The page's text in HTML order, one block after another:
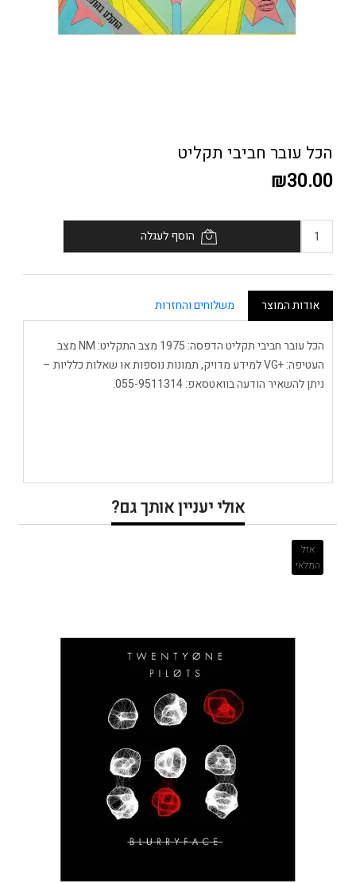
הכל עובר חביבי תקליט
₪30.00
הוסף לעגלה
אודות המוצר משלוחים והחזרות
הכל עובר חביבי תקליט הדפסה: 1975 מצב התקליט: NM מצב
העטיפה: +VG למידע מדויק, תמונות נוספות או שאלות כלליות –
ניתן להשאיר הודעה בוואטסאפ: 055-9511314.
אולי יעניין אותך גם?
אזל
המלאי